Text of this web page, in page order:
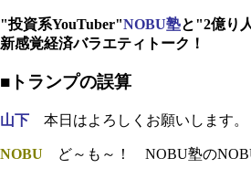
"投資系YouTuber"NOBU塾と"2億り
新感覚経済バラエティトーク！
■トランプの誤算
山下 本日はよろしくお願いします。
NOBU ど～も～！ NOBU塾の